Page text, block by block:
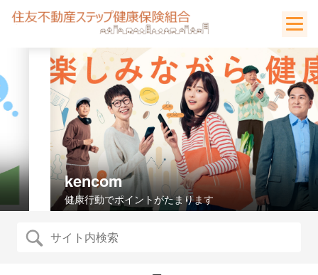
Skip
kencom
健康行動でポイントがたまります